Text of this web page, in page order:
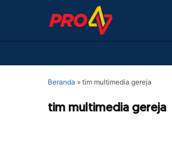
Beranda » tim multimedia gereja
tim multimedia gereja